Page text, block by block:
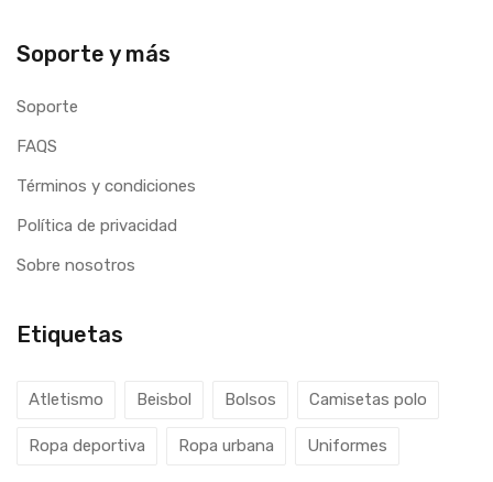
Soporte y más
Soporte
FAQS
Términos y condiciones
Política de privacidad
Sobre nosotros
Etiquetas
Atletismo Beisbol Bolsos Camisetas polo
Ropa deportiva Ropa urbana Uniformes